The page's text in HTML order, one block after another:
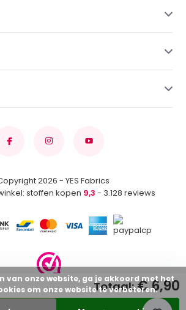
Totaal:€ 6,90
2026 - YES Fabrics
stoffen kopen 9,3 - 3.128 reviews
van onze website, ga je akkoord met het
om onze website te verbeteren.